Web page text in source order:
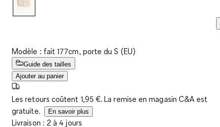
Modèle : fait 177cm, porte du S (EU)
Guide des tailles
Ajouter au panier
Les retours coûtent 1,95 €. La remise en magasin C&A est
gratuite.
En savoir plus
Livraison : 2 à 4 jours